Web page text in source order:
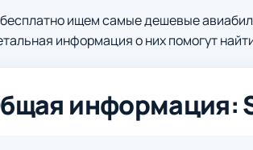
ищем самые дешевые
информация о них помогут
информация: